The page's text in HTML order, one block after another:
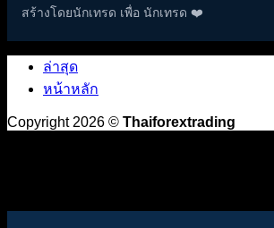
สร้างโดยนักเทรด เพื่อ นักเทรด ❤️
ล่าสุด
หน้าหลัก
Copyright 2026 © Thaiforextrading